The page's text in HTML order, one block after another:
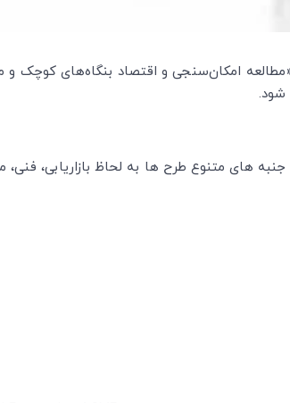
«مطالعه امکان‌سنجی و اقتصاد بنگاه‌های کوچک
شود.
های متنوع طرح ها به لحاظ بازاریابی، فنی،